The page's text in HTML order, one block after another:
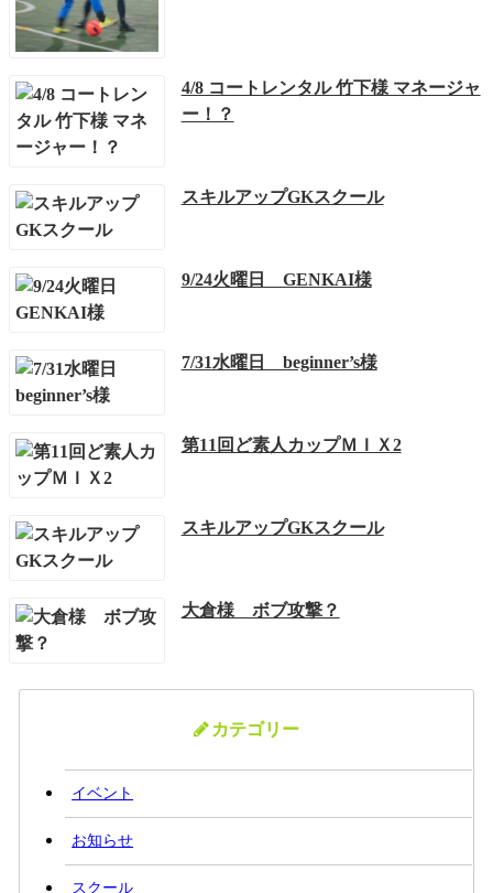
4/8 コートレンタル 竹下様 マネージャ
ー！？
スキルアップGKスクール
9/24火曜日 GENKAI様
7/31水曜日 beginner’s様
第11回ど素人カップＭＩＸ2
スキルアップGKスクール
大倉様 ボブ攻撃？
カテゴリー
イベント
お知らせ
スクール